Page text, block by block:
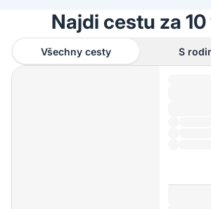
Najdi cestu za
Všechny cesty S